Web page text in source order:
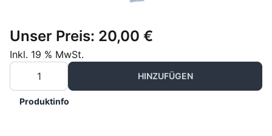
Unser Preis: 20,00 €
Inkl. 19 % MwSt.
HINZUFÜGEN
Produktinfo